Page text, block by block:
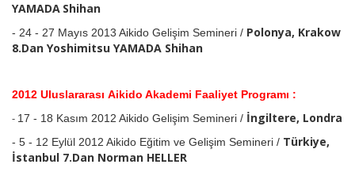
YAMADA Shihan
- 24 - 27 Mayıs 2013 Aikido Gelişim Semineri / Polonya, Krakow
8.Dan Yoshimitsu YAMADA Shihan
2012 Uluslararası Aikido Akademi Faaliyet Programı :
- 17 - 18 Kasım 2012 Aikido Gelişim Semineri / İngiltere, Londra
- 5 - 12 Eylül 2012 Aikido Eğitim ve Gelişim Semineri / Türkiye,
İstanbul 7.Dan Norman HELLER